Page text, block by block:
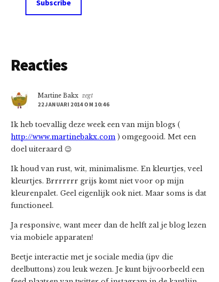
Lees
Reacties
Martine Bakx zegt
22 JANUARI 2014 OM 10:46
Ik heb toevallig deze week een van mijn blogs (
http://www.martinebakx.com ) omgegooid. Met een
doel uiteraard 😉
Ik houd van rust, wit, minimalisme. En kleurtjes, veel
kleurtjes. Brrrrrrr grijs komt niet voor op mijn
kleurenpalet. Geel eigenlijk ook niet. Maar soms is dat
functioneel.
Ja responsive, want meer dan de helft zal je blog lezen
via mobiele apparaten!
Beetje interactie met je sociale media (ipv die
deelbuttons) zou leuk wezen. Je kunt bijvoorbeeld een